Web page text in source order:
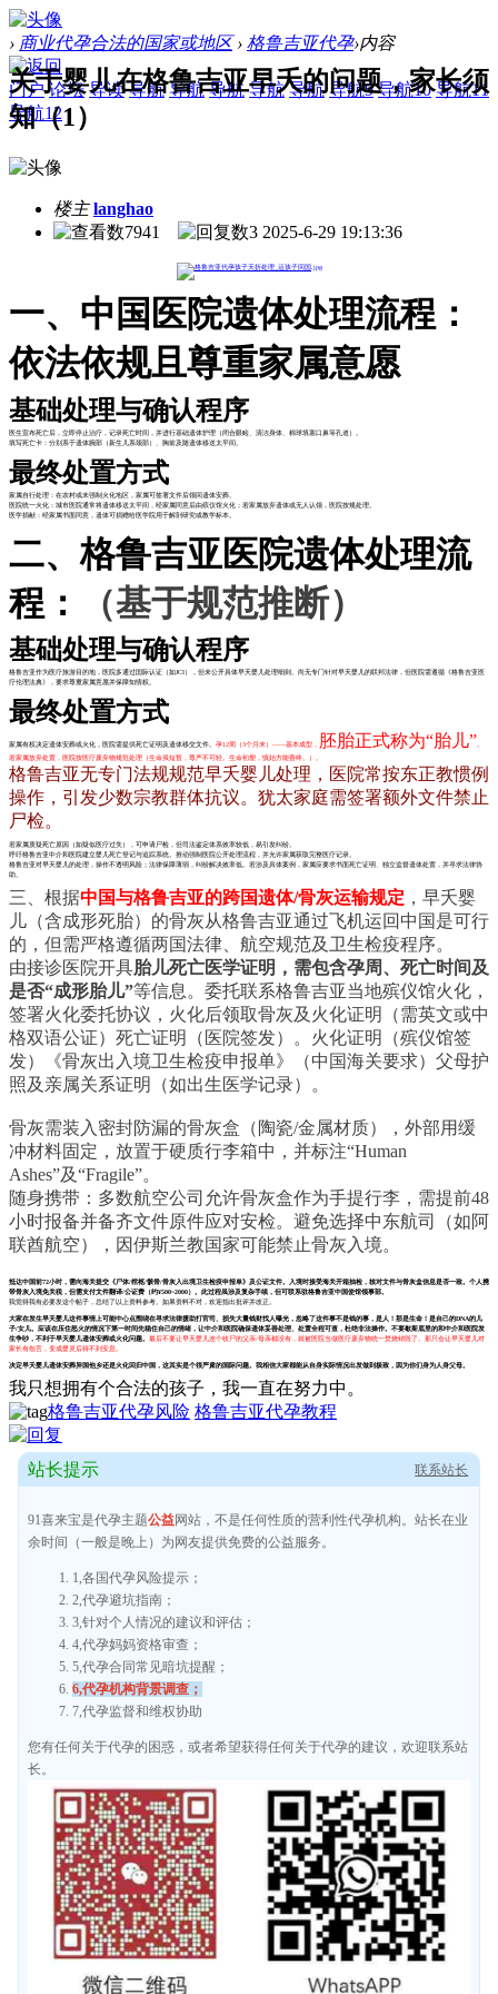
› 商业代孕合法的国家或地区 › 格鲁吉亚代孕›内容
门户 论坛 导读 导航 导航 导航 导航 导航 导航9 导航10 导航11
导航12
关于婴儿在格鲁吉亚早夭的问题，家长须
知（1）
楼主 langhao
7941
3 2025-6-29 19:13:36
一、中国医院遗体处理流程：
依法依规且尊重家属意愿
基础处理与确认程序
医生宣布死亡后，立即停止治疗，记录死亡时间，并进行基础遗体护理（闭合眼睑、清洁身体、棉球填塞口鼻等孔道）。
填写死亡卡：分别系于遗体腕部（新生儿系颈部）、胸前及随遗体移送太平间。
最终处置方式
家属自行处理：在农村或未强制火化地区，家属可签署文件后领回遗体安葬。
医院统一火化：城市医院通常将遗体移送太平间，经家属同意后由殡仪馆火化；若家属放弃遗体或无人认领，医院按规处理。
医学捐献：经家属书面同意，遗体可捐赠给医学院用于解剖研究或教学标本。
二、格鲁吉亚医院遗体处理流
程：
（基于规范推断）
基础处理与确认程序
格鲁吉亚作为医疗旅游目的地，医院多通过国际认证（如JCI），但未公开具体早夭婴儿处理细则。尚无专门针对早夭婴儿的联邦法律，但医院需遵循《格鲁吉亚医
疗伦理法典》，要求尊重家属意愿并保障知情权。
最终处置方式
家属有权决定遗体安葬或火化，医院需提供死亡证明及遗体移交文件。 孕12周（3个月末）——基本成型， 胚胎正式称为“胎儿”。
若家属放弃处置，医院按医疗废弃物规范处理（ 生命虽短暂，尊严不可轻。 生命初塑，慎始方能善终。 ）。
格鲁吉亚无专门法规规范早夭婴儿处理，医院常按东正教惯例
操作，引发少数宗教群体抗议。犹太家庭需签署额外文件禁止
尸检。
若家属质疑死亡原因（如疑似医疗过失），可申请尸检，但司法鉴定体系效率较低，易引发纠纷。
呼吁格鲁吉亚中介和医院建立婴儿死亡登记与追踪系统。推动强制医院公开处理流程，并允许家属获取完整医疗记录。
格鲁吉亚对早夭婴儿的处理，操作不透明风险；法律保障薄弱，纠纷解决效率低。若涉及具体案例，家属应要求书面死亡证明、独立监督遗体处置，并寻求法律协
助。
三、根据中国与格鲁吉亚的跨国遗体/骨灰运输规定 ，早夭婴
儿（含成形死胎）的骨灰从格鲁吉亚通过飞机运回中国是可行
的，但需严格遵循两国法律、航空规范及卫生检疫程序。
由接诊医院开具胎儿死亡医学证明，需包含孕周、死亡时间及
是否“成形胎儿”等信息。 委托联系格鲁吉亚当地殡仪馆火化 ，
签署火化委托协议，火化后领取骨灰及火化证明（需英文或中
格双语公证）死亡证明（医院签发）。火化证明（殡仪馆签
发）《骨灰出入境卫生检疫申报单》（中国海关要求）父母护
照及亲属关系证明（如出生医学记录）。
骨灰需装入密封防漏的骨灰盒（陶瓷/金属材质），外部用缓
冲材料固定，放置于硬质行李箱中，并标注“Human
Ashes”及“Fragile”。
随身携带：多数航空公司允许骨灰盒作为手提行李，需提前48
小时报备并备齐文件原件应对安检。避免选择中东航司（如阿
联酋航空），因伊斯兰教国家可能禁止骨灰入境。
抵达中国前72小时，需向海关提交《尸体/棺柩/骸骨/骨灰入出境卫生检疫申报单》及公证文件。 入境时接受海关开箱抽检，核对文件与骨灰盒信息是否一致。 个人携
带骨灰入境免关税，但需支付文件翻译/公证费（约¥500~2000）。 此过程虽涉及复杂手续，但可联系驻格鲁吉亚中国使馆领事部。
我觉得我有必要发这个帖子， 总结了以上资料参考。如果资料不对，欢迎指出批评并改正。
大家在发生早夭婴儿这件事情上可能中心点围绕在寻求法律援助打官司、损失大量钱财找人曝光，忽略了这件事不是钱的事，是人！那是生命！是自己的DNA的儿
子/女儿。应该在压住怒火的情况下第一时间先稳住自己的情绪，让中介和医院确保遗体妥善处理、 处置全程可查，杜绝非法操作。 不要歇斯底里的和中介和医院发
生争吵，不利于早夭婴儿遗体安葬或火化问题。 最后不要让早夭婴儿连个收尸的父亲/母亲都没有，就被医院当做医疗废弃物统一焚烧销毁了。那只会让早夭婴儿对
家长有怨言，变成婴灵后得不到安息。
决定早夭婴儿遗体安葬异国他乡还是火化回归中国 ， 这其实是个很严肃的国际问题。我相信大家都能从自身实际情况出发做到极致，因为你们身为人身父母。
我只想拥有个合法的孩子，我一直在努力中。
格鲁吉亚代孕风险 格鲁吉亚代孕教程
站长提示
91喜来宝是代孕主题公益网站，不是任何性质的营利性代孕机构。站长在业
余时间（一般是晚上）为网友提供免费的公益服务。
1,各国代孕风险提示；
2,代孕避坑指南；
3,针对个人情况的建议和评估；
4,代孕妈妈资格审查；
5,代孕合同常见暗坑提醒；
6,代孕机构背景调查；
7,代孕监督和维权协助
您有任何关于代孕的困惑，或者希望获得任何关于代孕的建议，欢迎联系站
长。
联系站长